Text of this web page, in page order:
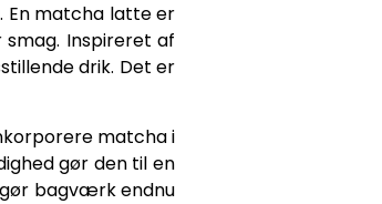
En matcha latte er
Inspireret af
drik. Det er
matcha i
gør den til en
bagværk endnu